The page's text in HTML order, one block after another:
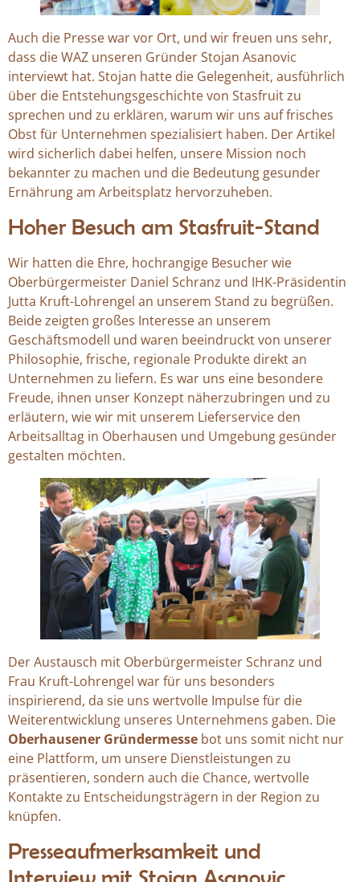
Auch die Presse war vor Ort, und wir freuen uns sehr,
dass die WAZ unseren Gründer Stojan Asanovic
interviewt hat. Stojan hatte die Gelegenheit, ausführlich
über die Entstehungsgeschichte von Stasfruit zu
sprechen und zu erklären, warum wir uns auf frisches
Obst für Unternehmen spezialisiert haben. Der Artikel
wird sicherlich dabei helfen, unsere Mission noch
bekannter zu machen und die Bedeutung gesunder
Ernährung am Arbeitsplatz hervorzuheben.
Hoher Besuch am Stasfruit-Stand
Wir hatten die Ehre, hochrangige Besucher wie
Oberbürgermeister Daniel Schranz und IHK-Präsidentin
Jutta Kruft-Lohrengel an unserem Stand zu begrüßen.
Beide zeigten großes Interesse an unserem
Geschäftsmodell und waren beeindruckt von unserer
Philosophie, frische, regionale Produkte direkt an
Unternehmen zu liefern. Es war uns eine besondere
Freude, ihnen unser Konzept näherzubringen und zu
erläutern, wie wir mit unserem Lieferservice den
Arbeitsalltag in Oberhausen und Umgebung gesünder
gestalten möchten.
Der Austausch mit Oberbürgermeister Schranz und
Frau Kruft-Lohrengel war für uns besonders
inspirierend, da sie uns wertvolle Impulse für die
Weiterentwicklung unseres Unternehmens gaben. Die
Oberhausener Gründermesse bot uns somit nicht nur
eine Plattform, um unsere Dienstleistungen zu
präsentieren, sondern auch die Chance, wertvolle
Kontakte zu Entscheidungsträgern in der Region zu
knüpfen.
Presseaufmerksamkeit und